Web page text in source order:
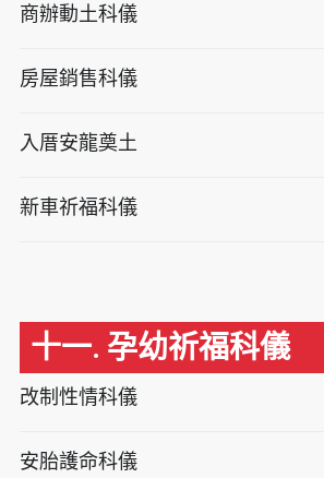
商辦動土科儀
房屋銷售科儀
入厝安龍奠土
新車祈福科儀
十一. 孕幼祈福科儀
改制性情科儀
安胎護命科儀